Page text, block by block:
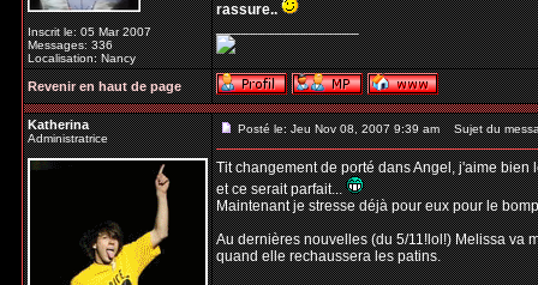
Inscrit le: 05 Mar 2007
Messages: 336
Localisation: Nancy
rassure..
_________________
Revenir en haut de page
Katherina
Administratrice
Posté le: Jeu Nov 08, 2007 9:39 am Sujet du
Tit changement de porté dans Angel, j'aime
et ce serait parfait...
Maintenant je stresse déjà pour eux pour le
Au dernières nouvelles (du 5/11!lol!) Melissa va
quand elle rechaussera les patins.